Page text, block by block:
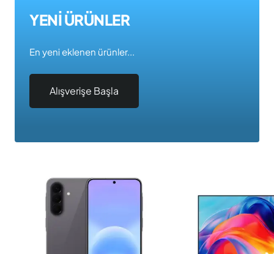
YENİ ÜRÜNLER
En yeni eklenen ürünler...
Alışverişe Başla